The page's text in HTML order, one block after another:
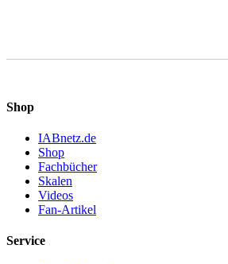
Shop
IABnetz.de
Shop
Fachbücher
Skalen
Videos
Fan-Artikel
Service